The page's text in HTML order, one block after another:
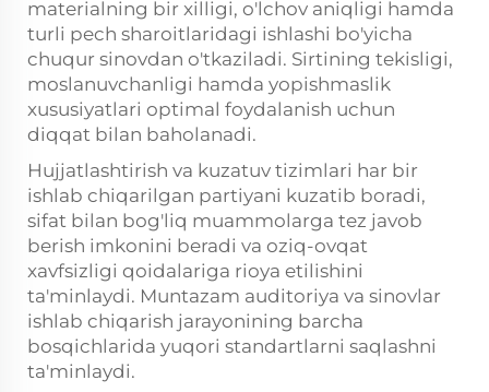
materialning bir xilligi, o'lchov aniqligi hamda
turli pech sharoitlaridagi ishlashi bo'yicha
chuqur sinovdan o'tkaziladi. Sirtining tekisligi,
moslanuvchanligi hamda yopishmaslik
xususiyatlari optimal foydalanish uchun
diqqat bilan baholanadi.
Hujjatlashtirish va kuzatuv tizimlari har bir
ishlab chiqarilgan partiyani kuzatib boradi,
sifat bilan bog'liq muammolarga tez javob
berish imkonini beradi va oziq-ovqat
xavfsizligi qoidalariga rioya etilishini
ta'minlaydi. Muntazam auditoriya va sinovlar
ishlab chiqarish jarayonining barcha
bosqichlarida yuqori standartlarni saqlashni
ta'minlaydi.